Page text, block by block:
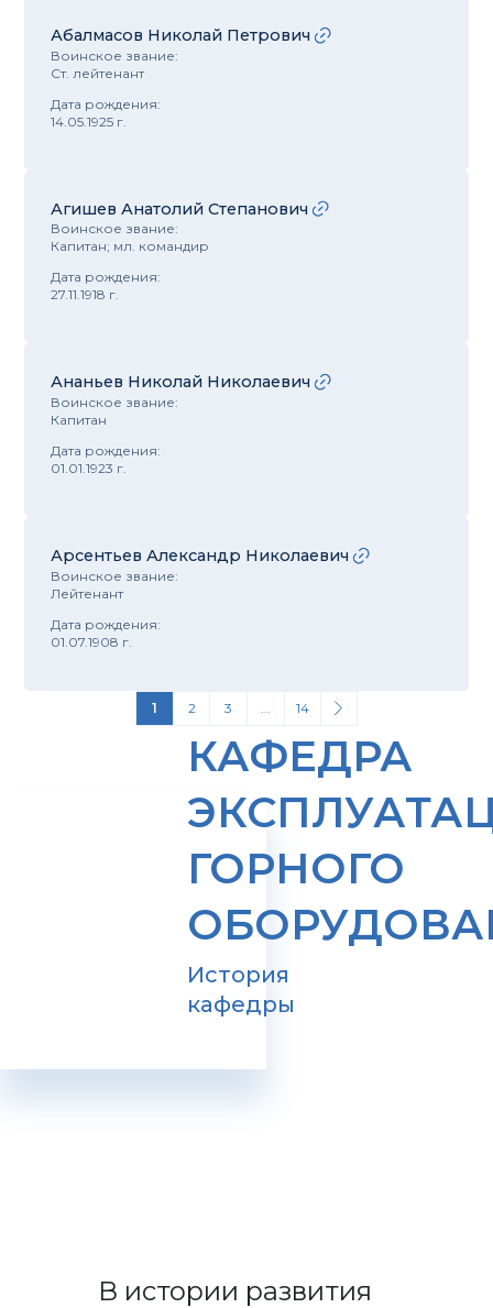
Абалмасов Николай Петрович
Воинское звание:
Ст. лейтенант
Дата рождения:
14.05.1925 г.
Агишев Анатолий Степанович
Воинское звание:
Капитан; мл. командир
Дата рождения:
27.11.1918 г.
Ананьев Николай Николаевич
Воинское звание:
Капитан
Дата рождения:
01.01.1923 г.
Арсентьев Александр Николаевич
Воинское звание:
Лейтенант
Дата рождения:
01.07.1908 г.
1 2 3 14
КАФЕДРА
ГОРНОГО
История
кафедры
В истории развития